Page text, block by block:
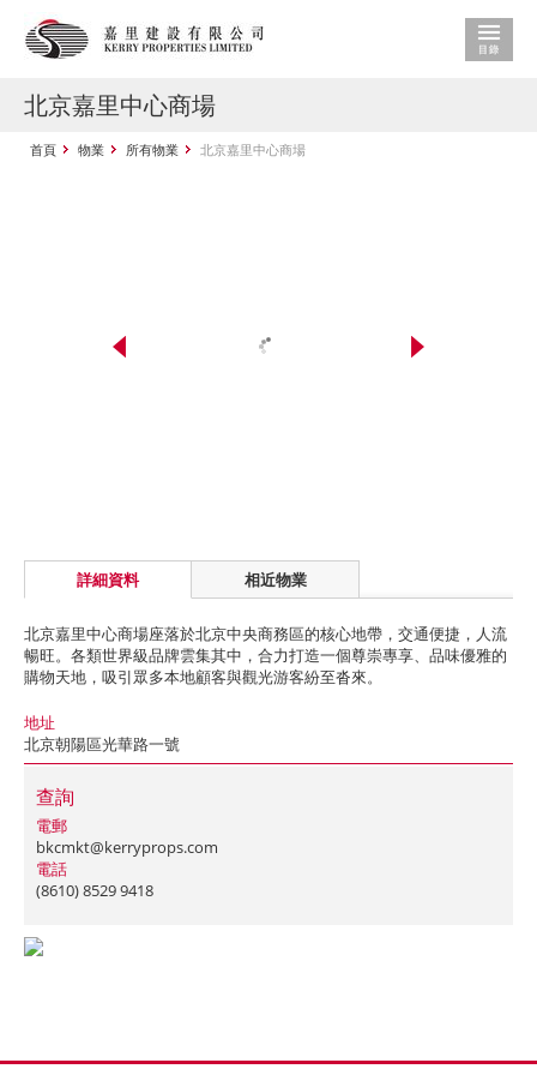
北京嘉里中心商場
首頁 物業 所有物業 北京嘉里中心商場
詳細資料 相近物業
北京嘉里中心商場座落於北京中央商務區的核心地帶，交通便捷，人流
暢旺。各類世界級品牌雲集其中，合力打造一個尊崇專享、品味優雅的
購物天地，吸引眾多本地顧客與觀光游客紛至沓來。
地址
北京朝陽區光華路一號
查詢
電郵
bkcmkt@kerryprops.com
電話
(8610) 8529 9418